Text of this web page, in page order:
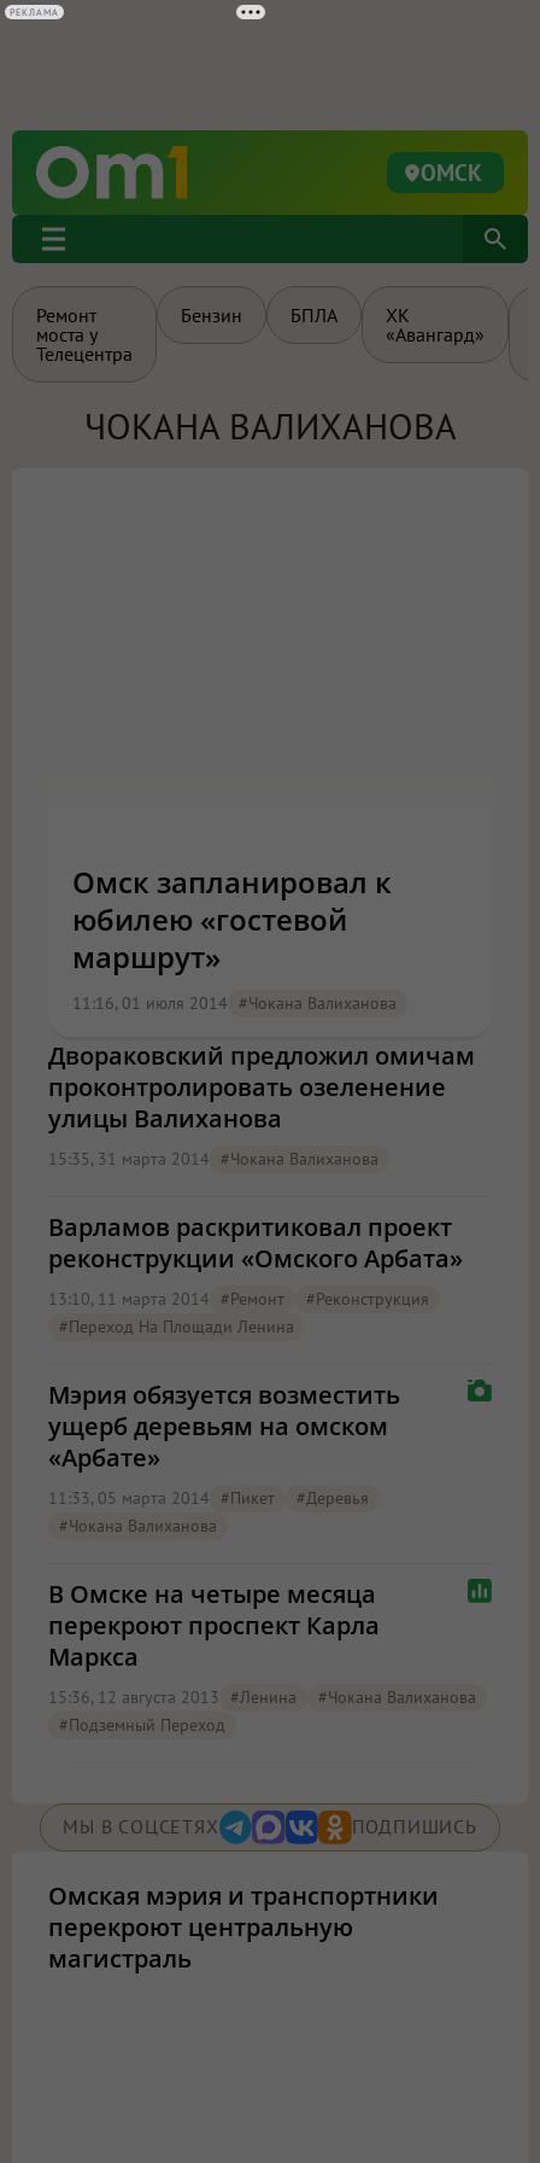
ОМСК
Ремонт
моста у
Телецентра
Бензин БПЛА
ХК
«Авангард»
ЧОКАНА ВАЛИХАНОВА
Омск запланировал к
юбилею «гостевой
маршрут»
11:16, 01 июля 2014 #Чокана Валиханова
Двораковский предложил омичам
проконтролировать озеленение
улицы Валиханова
15:35, 31 марта 2014 #Чокана Валиханова
Варламов раскритиковал проект
реконструкции «Омского Арбата»
13:10, 11 марта 2014 #ремонт
#реконструкция
#переход На Площади Ленина
Мэрия обязуется возместить
ущерб деревьям на омском
«Арбате»
11:33, 05 марта 2014 #пикет
#деревья
#Чокана Валиханова
В Омске на четыре месяца
перекроют проспект Карла
Маркса
15:36, 12 августа 2013 #ленина
#Чокана Валиханова
#подземный Переход
МЫ В СОЦСЕТЯХ ПОДПИШИСЬ
Омская мэрия и транспортники
перекроют центральную
магистраль
РЕКЛАМА